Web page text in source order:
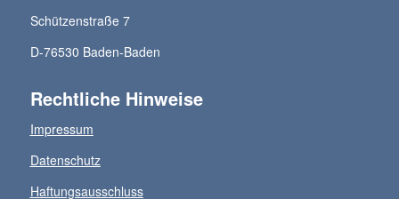
Schützenstraße 7
D-76530 Baden-Baden
Rechtliche Hinweise
Impressum
Datenschutz
Haftungsausschluss